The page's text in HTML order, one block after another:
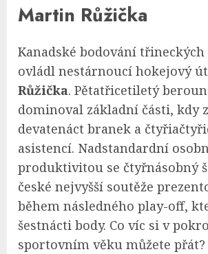
Martin Růžička
Kanadské bodování třineckých
ovládl nestárnoucí hokejový
Růžička. Pětatřicetiletý
dominoval základní části, kdy
devatenáct branek a
asistencí. Nadstandardní
produktivitou se čtyřnásobný
české nejvyšší soutěže
během následného play-off,
šestnácti body. Co víc si v
sportovním věku můžete přát?